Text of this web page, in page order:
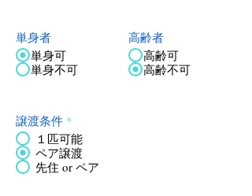
単身者
単身可
単身不可
高齢者
高齢可
高齢不可
譲渡条件 *
１匹可能
ペア譲渡
先住 or ペア